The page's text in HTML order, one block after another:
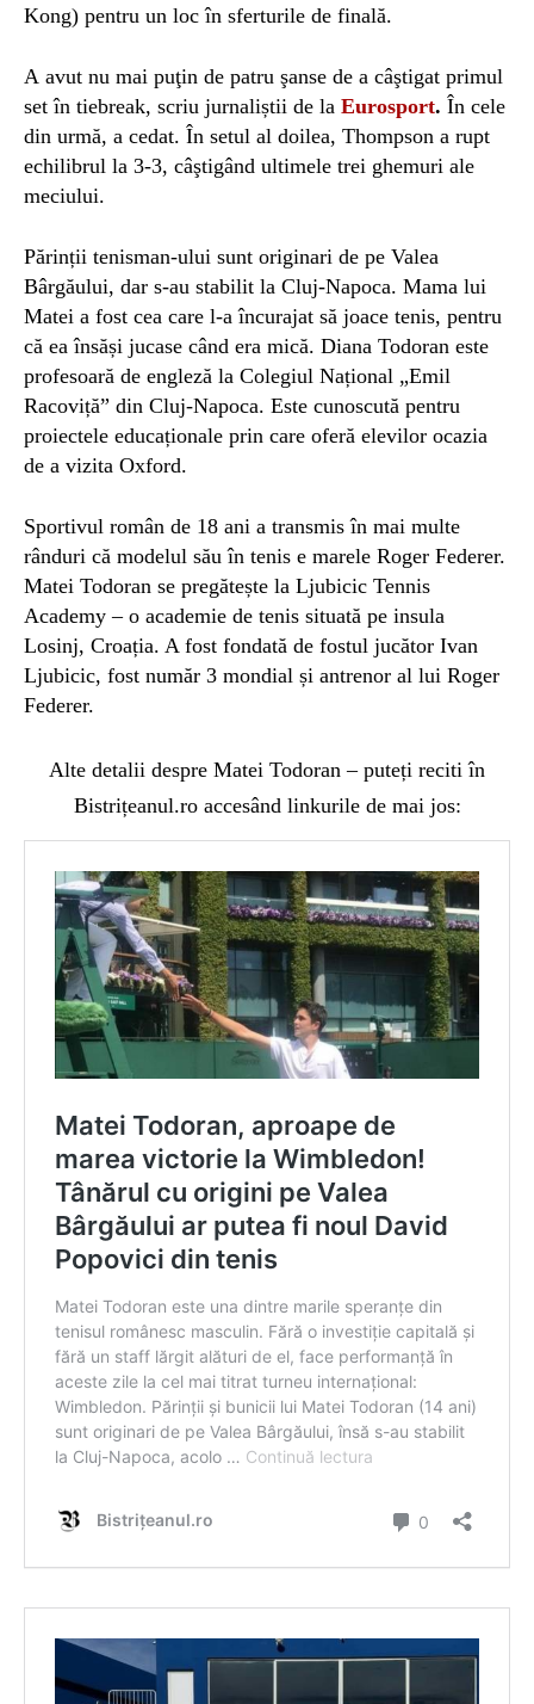
Kong) pentru un loc în sferturile de finală.
A avut nu mai puţin de patru şanse de a câştigat primul
set în tiebreak, scriu jurnaliștii de la Eurosport. În cele
din urmă, a cedat. În setul al doilea, Thompson a rupt
echilibrul la 3-3, câştigând ultimele trei ghemuri ale
meciului.
Părinții tenisman-ului sunt originari de pe Valea
Bârgăului, dar s-au stabilit la Cluj-Napoca. Mama lui
Matei a fost cea care l-a încurajat să joace tenis, pentru
că ea însăși jucase când era mică. Diana Todoran este
profesoară de engleză la Colegiul Național „Emil
Racoviță” din Cluj-Napoca. Este cunoscută pentru
proiectele educaționale prin care oferă elevilor ocazia
de a vizita Oxford.
Sportivul român de 18 ani a transmis în mai multe
rânduri că modelul său în tenis e marele Roger Federer.
Matei Todoran se pregătește la Ljubicic Tennis
Academy – o academie de tenis situată pe insula
Losinj, Croația. A fost fondată de fostul jucător Ivan
Ljubicic, fost număr 3 mondial și antrenor al lui Roger
Federer.
Alte detalii despre Matei Todoran – puteți reciti în
Bistrițeanul.ro accesând linkurile de mai jos: